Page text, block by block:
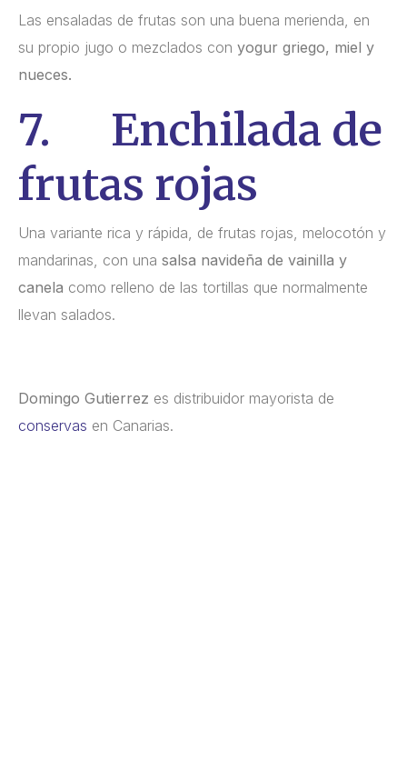
Las ensaladas de frutas son una buena merienda, en
su propio jugo o mezclados con yogur griego, miel y
nueces.
7. Enchilada de
frutas rojas
Una variante rica y rápida, de frutas rojas, melocotón y
mandarinas, con una salsa navideña de vainilla y
canela como relleno de las tortillas que normalmente
llevan salados.
Domingo Gutierrez es distribuidor mayorista de
conservas en Canarias.